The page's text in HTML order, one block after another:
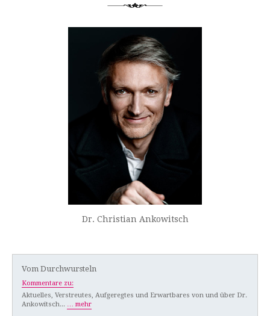
Dr. Christian Ankowitsch
Vom Durchwursteln
Kommentare zu:
Aktuelles, Verstreutes, Aufgeregtes und Erwartbares von und über Dr.
Ankowitsch... … mehr